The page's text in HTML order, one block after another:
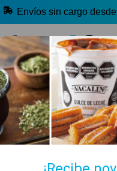
Envíos sin cargo
🔥 Selección Argentina
🧉 Clásicos argentinos